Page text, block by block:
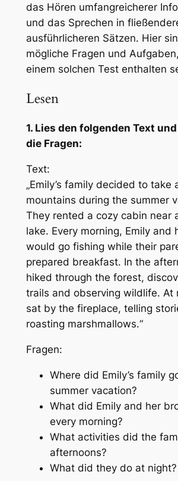
das Hören umfangreicherer
und das Sprechen in
ausführlicheren Sätzen. Hier
mögliche Fragen und
einem solchen Test enthalten
Lesen
1. Lies den folgenden Text
die Fragen:
Text:
„Emily’s family decided to take
mountains during the summer
They rented a cozy cabin near
lake. Every morning, Emily and
would go fishing while their
prepared breakfast. In the
hiked through the forest,
trails and observing wildlife. At
sat by the fireplace, telling
roasting marshmallows.“
Fragen:
Where did Emily’s family
summer vacation?
What did Emily and her
every morning?
What activities did the
afternoons?
What did they do at night?